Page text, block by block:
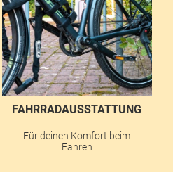
FAHRRADAUSSTATTUNG
Für deinen Komfort beim
Fahren